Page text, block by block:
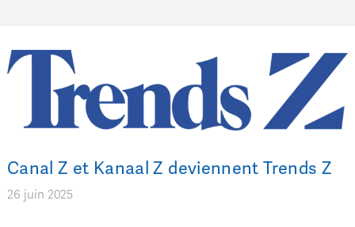
Canal Z et Kanaal Z deviennent Trends Z
26 juin 2025